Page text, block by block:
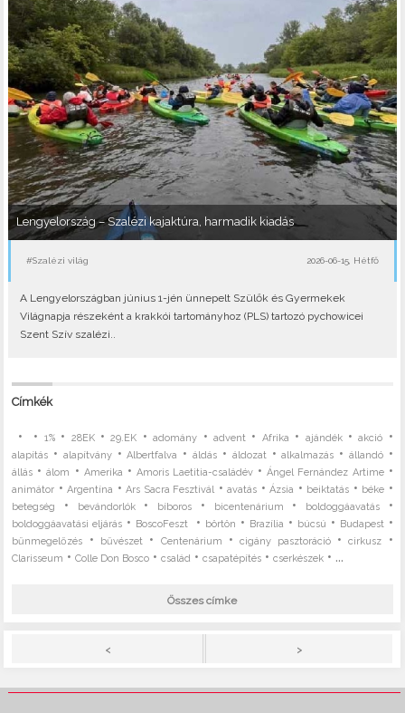
Lengyelország – Szalézi kajaktúra, harmadik kiadás
#Szalézi világ 2026-06-15, Hétfő
A Lengyelországban június 1-jén ünnepelt Szülők és Gyermekek
Világnapja részeként a krakkói tartományhoz (PLS) tartozó pychowicei
Szent Szív szalézi..
Címkék
• • 1%• 28EK•29.EK •adomány •advent • Afrika • ajándék•akció •
alapítás • alapítvány•Albertfalva •áldás • áldozat•alkalmazás • állandó•
állás •álom • Amerika • Amoris Laetitia-családév •Ángel Fernández Artime•
animátor •Argentína •Ars Sacra Fesztivál •avatás •Ázsia • beiktatás • béke •
betegség • bevándorlók• bíboros • bicentenárium • boldoggáavatás•
boldoggáavatási eljárás • BoscoFeszt • börtön • Brazília • búcsú • Budapest•
bűnmegelőzés • bűvészet• Centenárium •cigány pasztoráció•cirkusz •
Clarisseum •Colle Don Bosco •család •csapatépítés •cserkészek • ...
Összes címke
< >